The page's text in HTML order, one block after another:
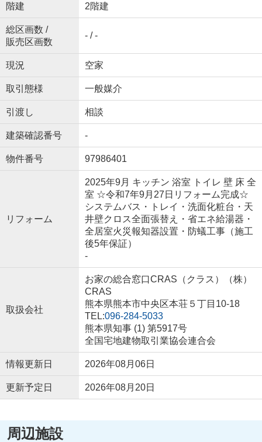
階建 2階建
総区画数 /
販売区画数
- / -
現況 空家
取引態様 一般媒介
引渡し 相談
建築確認番号 -
物件番号 97986401
リフォーム
2025年9月 キッチン 浴室 トイレ 壁 床 全
室 ☆令和7年9月27日リフォーム完成☆
システムバス・トレイ・洗面化粧台・天
井壁クロス全面張替え・省エネ給湯器・
全居室火災報知器設置・防蟻工事（施工
後5年保証）
-
取扱会社
お家の総合窓口CRAS（クラス）（株）
CRAS
熊本県熊本市中央区本荘５丁目10-18
TEL:096-284-5033
熊本県知事 (1) 第5917号
全国宅地建物取引業協会連合会
情報更新日 2026年08月06日
更新予定日 2026年08月20日
周辺施設